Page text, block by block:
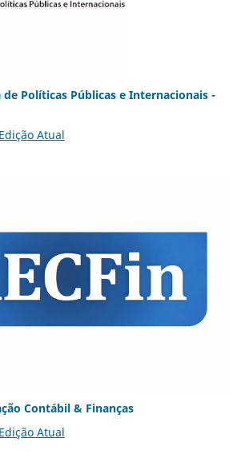
de Políticas Públicas e Internacionais -
Edição Atual
Contábil & Finanças
Edição Atual